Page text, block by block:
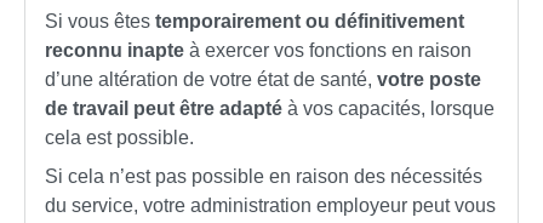
Si vous êtes temporairement ou définitivement
reconnu inapte à exercer vos fonctions en raison
d’une altération de votre état de santé, votre poste
de travail peut être adapté à vos capacités, lorsque
cela est possible.
Si cela n’est pas possible en raison des nécessités
du service, votre administration employeur peut vous